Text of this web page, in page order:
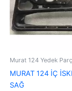
Murat 124 Yedek
MURAT 124 İÇ
SAĞ